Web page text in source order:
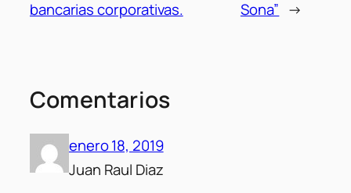
bancarias corporativas.
Sona” →
Comentarios
enero 18, 2019
Juan Raul Diaz